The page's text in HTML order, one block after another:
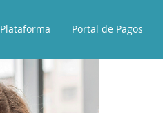
Plataforma Portal de Pagos